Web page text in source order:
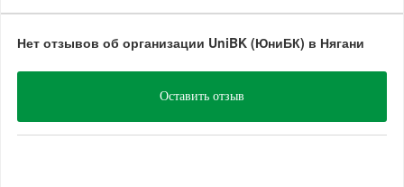
Нет отзывов об организации UniBK (ЮниБК) в Нягани
Оставить отзыв